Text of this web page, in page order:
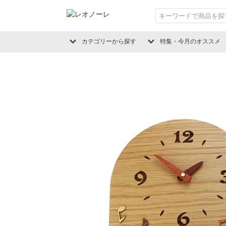
カテゴリーから探す 特集・今月のオススメ